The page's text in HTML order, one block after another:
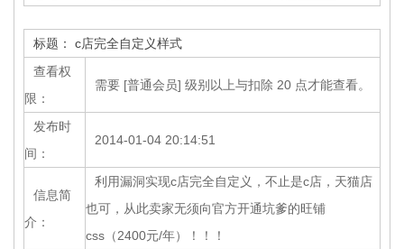
标题： c店完全自定义样式
查看权
限：
需要 [普通会员] 级别以上与扣除 20 点才能查看。
发布时
间：
2014-01-04 20:14:51
信息简
介：
利用漏洞实现c店完全自定义，不止是c店，天猫店
也可，从此卖家无须向官方开通坑爹的旺铺
css（2400元/年）！！！